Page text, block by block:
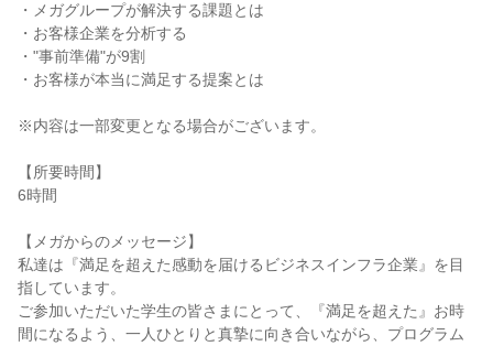
・メガグループが解決する課題とは
・お客様企業を分析する
・"事前準備"が9割
・お客様が本当に満足する提案とは
※内容は一部変更となる場合がございます。
【所要時間】
6時間
【メガからのメッセージ】
私達は『満足を超えた感動を届けるビジネスインフラ企業』を目
指しています。
ご参加いただいた学生の皆さまにとって、『満足を超えた』お時
間になるよう、一人ひとりと真摯に向き合いながら、プログラム